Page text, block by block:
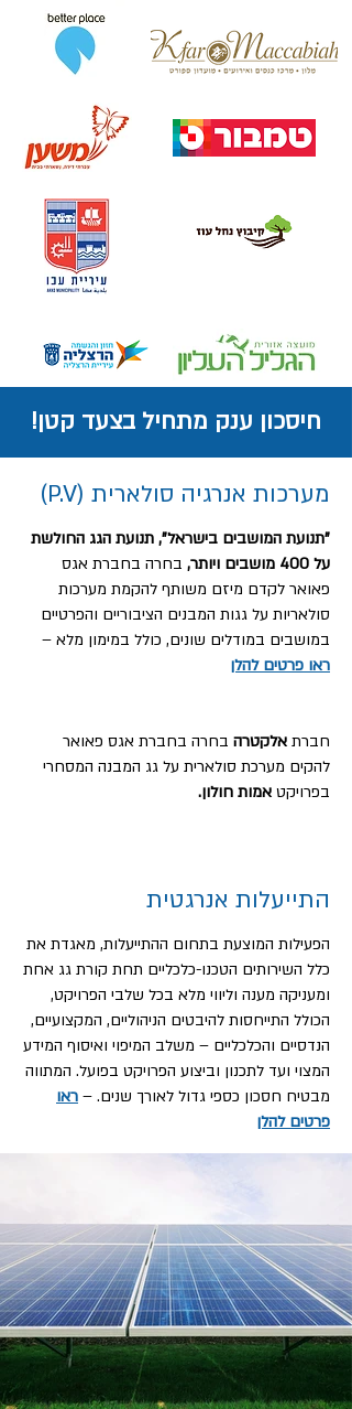
!חיסכון ענק מתחיל בצעד קטן
מערכות אנרגיה סולארית (P.V)
"תנועת המושבים בישראל", תנועת הגג החולשת
על 400 מושבים ויותר,
בחרה בחברת אגס
פאואר לקדם מיזם משותף להקמת מערכות
סולאריות על גגות המבנים הציבוריים והפרטיים
במושבים במודלים שונים, כולל במימון מלא –
ראו פרטים להלן
חברת אלקטרה בחרה בחברת אגס פאואר
להקים מערכת סולארית על גג המבנה המסחרי
בפרויקט אמות חולון.
התייעלות אנרגטית
הפעילות המוצעת בתחום ההתייעלות, מאגדת את
כלל השירותים הטכנו-כלכליים תחת קורת גג אחת
ומעניקה מענה וליווי מלא בכל שלבי הפרויקט,
הכולל התייחסות להיבטים הניהוליים, המקצועיים,
הנדסיים והכלכליים – משלב המיפוי ואיסוף המידע
המצוי ועד לתכנון וביצוע הפרויקט בפועל. המתווה
מבטיח חסכון כספי גדול לאורך שנים. – ראו
פרטים להלן